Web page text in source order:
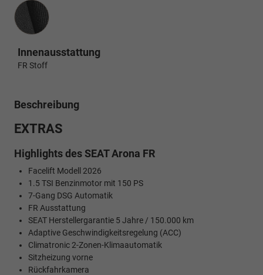
Innenausstattung
Innenausstattung
FR Stoff
Beschreibung
EXTRAS
Highlights des SEAT Arona FR
Facelift Modell 2026
1.5 TSI Benzinmotor mit 150 PS
7-Gang DSG Automatik
FR Ausstattung
SEAT Herstellergarantie 5 Jahre / 150.000 km
Adaptive Geschwindigkeitsregelung (ACC)
Climatronic 2-Zonen-Klimaautomatik
Sitzheizung vorne
Rückfahrkamera